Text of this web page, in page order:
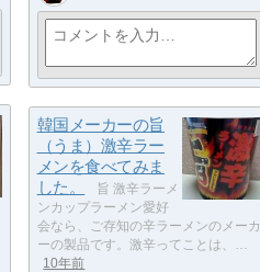
韓国メーカーの旨
（うま）激辛ラー
メンを食べてみま
した。
旨 激辛ラーメ
ンカップラーメン愛好
会なら、ご存知の辛ラーメンのメーカ
ーの製品です。激辛ってことは、…
10年前